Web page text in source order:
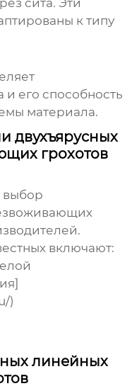
сита. Эти
к типу
и его способность
материала.
двухъярусных
грохотов
выбор
включают:
)
линейных